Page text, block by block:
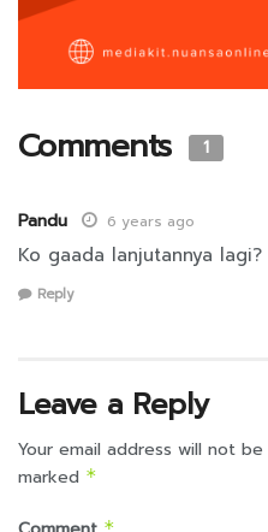
Comments 1
Pandu 6 years ago
Ko gaada lanjutannya lagi?
Reply
Leave a Reply
Your email address will not be
marked *